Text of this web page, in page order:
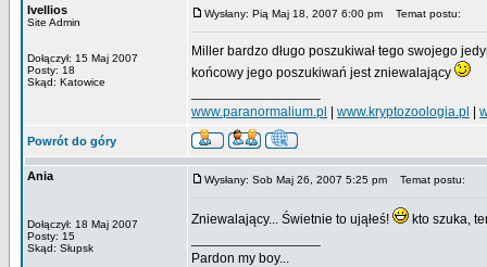
Ivellios
Site Admin
Dołączył: 15 Maj 2007
Posty: 18
Skąd: Katowice
Wysłany: Pią Maj 18, 2007 6:00 pm Temat postu:
Miller bardzo długo poszukiwał tego swojego
końcowy jego poszukiwań jest zniewalający
www.paranormalium.pl
www.kryptozoologia.pl
Powrót do góry
Ania
Dołączył: 18 Maj 2007
Posty: 15
Skąd: Słupsk
Wysłany: Sob Maj 26, 2007 5:25 pm Temat postu:
Zniewalający... Świetnie to ująłeś!
kto szuka,
Pardon my boy...